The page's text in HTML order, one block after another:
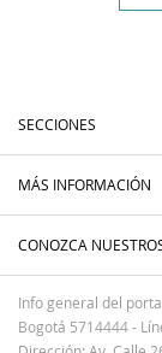
SECCIONES
MÁS INFORMACIÓN
CONOZCA
Info general del
Bogotá 5714444 -